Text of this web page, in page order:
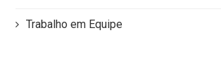
Trabalho em Equipe